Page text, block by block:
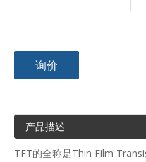
询价
产品描述
TFT的全称是Thin Film